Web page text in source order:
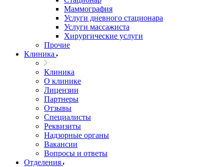
Маммография
Услуги дневного стационара
Услуги массажиста
Хирургические услуги
Прочие
Клиника
Клиника
О клинике
Лицензии
Партнеры
Отзывы
Специалисты
Реквизиты
Надзорные органы
Вакансии
Вопросы и ответы
Отделения